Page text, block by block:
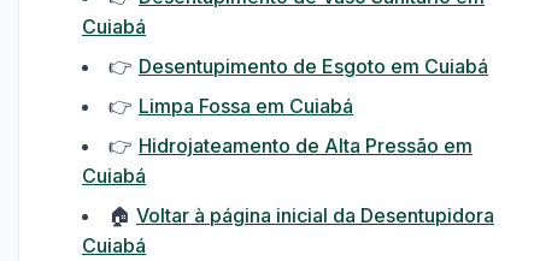
Cuiabá
👉 Desentupimento de Esgoto em Cuiabá
👉 Limpa Fossa em Cuiabá
👉 Hidrojateamento de Alta Pressão em
Cuiabá
🏠 Voltar à página inicial da Desentupidora
Cuiabá